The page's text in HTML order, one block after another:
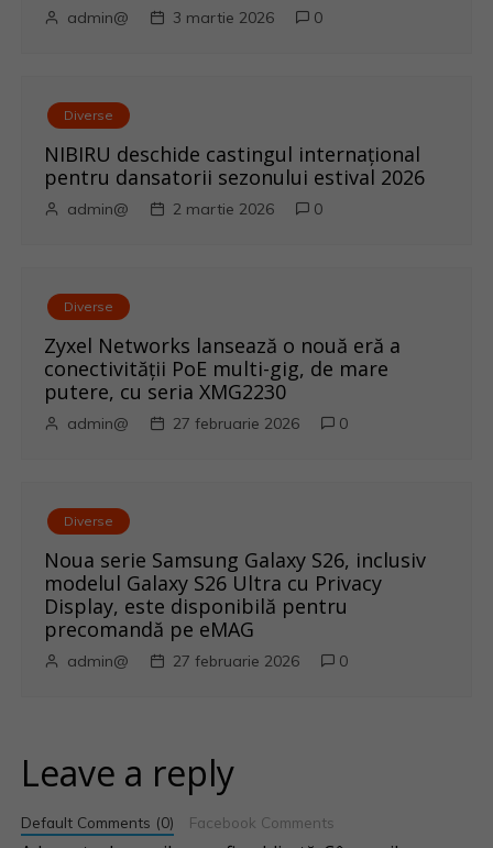
admin@ 3 martie 2026 0
Diverse
NIBIRU deschide castingul internațional
pentru dansatorii sezonului estival 2026
admin@ 2 martie 2026 0
Diverse
Zyxel Networks lansează o nouă eră a
conectivității PoE multi-gig, de mare
putere, cu seria XMG2230
admin@ 27 februarie 2026 0
Diverse
Noua serie Samsung Galaxy S26, inclusiv
modelul Galaxy S26 Ultra cu Privacy
Display, este disponibilă pentru
precomandă pe eMAG
admin@ 27 februarie 2026 0
Leave a reply
Default Comments (0) Facebook Comments